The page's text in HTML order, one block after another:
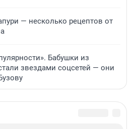
— несколько рецептов от
Бабушки из
звездами соцсетей — они